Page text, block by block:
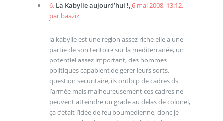
6. La Kabylie aujourd’hui !,6 mai 2008, 13:12,
par baaziz
la kabylie est une region assez riche elle a une
partie de son teritoire sur la mediterranée, un
potentiel assez important, des hommes
politiques capablent de gerer leurs sorts,
question securitaire, ils ontbcp de cadres ds
l’armée mais malheureusement ces cadres ne
peuvent atteindre un grade au delas de colonel,
ça c’etait l’idée de feu boumedienne, donc je